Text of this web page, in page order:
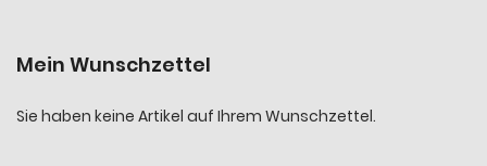
Mein Wunschzettel
Sie haben keine Artikel auf Ihrem Wunschzettel.